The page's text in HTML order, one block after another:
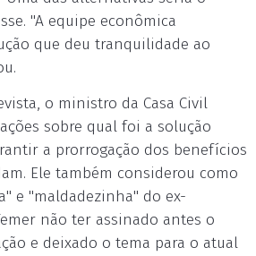
"A equipe econômica
que deu tranquilidade ao
o ministro da Casa Civil
sobre qual foi a solução
a prorrogação dos benefícios
Ele também considerou como
e "maldadezinha" do ex-
não ter assinado antes o
e deixado o tema para o atual